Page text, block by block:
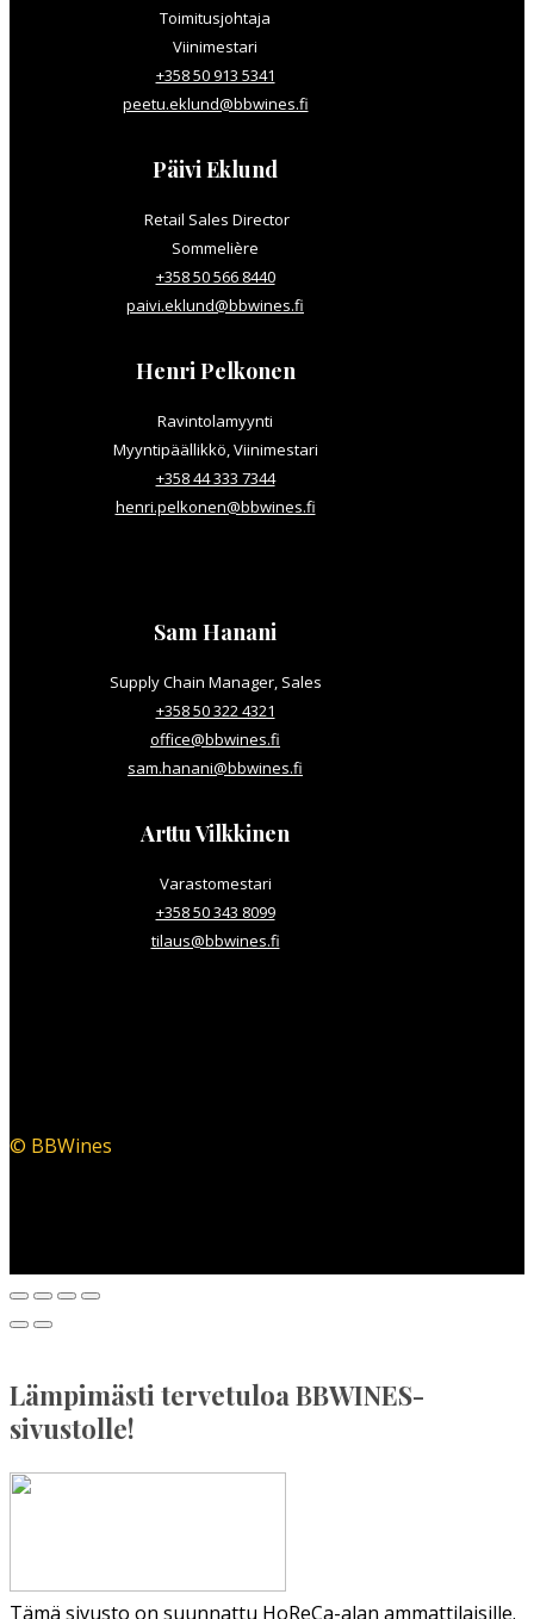
Toimitusjohtaja
Viinimestari
+358 50 913 5341
peetu.eklund@bbwines.fi
Päivi Eklund
Retail Sales Director
Sommelière
+358 50 566 8440
paivi.eklund@bbwines.fi
Henri Pelkonen
Ravintolamyynti
Myyntipäällikkö, Viinimestari
+358 44 333 7344
henri.pelkonen@bbwines.fi
Sam Hanani
Supply Chain Manager, Sales
+358 50 322 4321
office@bbwines.fi
sam.hanani@bbwines.fi
Arttu Vilkkinen
Varastomestari
+358 50 343 8099
tilaus@bbwines.fi
© BBWines
Lämpimästi tervetuloa BBWINES-
sivustolle!
Tämä sivusto on suunnattu HoReCa-alan ammattilaisille.